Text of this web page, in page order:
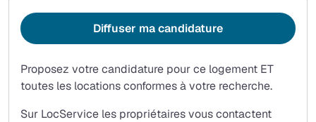
Chambre 1 12 m2
Chambre 2 20 m2
Soit 100 m2 au rez de chaussé d'une maison, on y
trouvera également un local de rangement fermé de près
de 8 m2.
Proposez votre candidature pour ce logement ET
toutes les locations conformes à votre recherche.
Sur LocService les propriétaires vous contactent
Diffuser ma candidature